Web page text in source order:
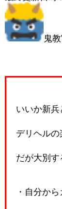
鬼
いいか新兵
デリヘルの
だが大別
・自分か